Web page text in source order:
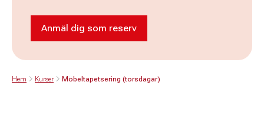
Anmäl dig som reserv till
Anmäl dig som reserv
Hem Kurser Möbeltapetsering (torsdagar)